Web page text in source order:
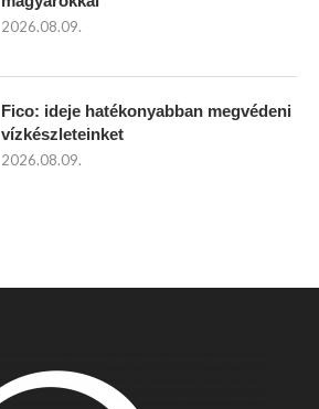
2026.08.09.
Fico: ideje hatékonyabban megvédeni
vízkészleteinket
2026.08.09.